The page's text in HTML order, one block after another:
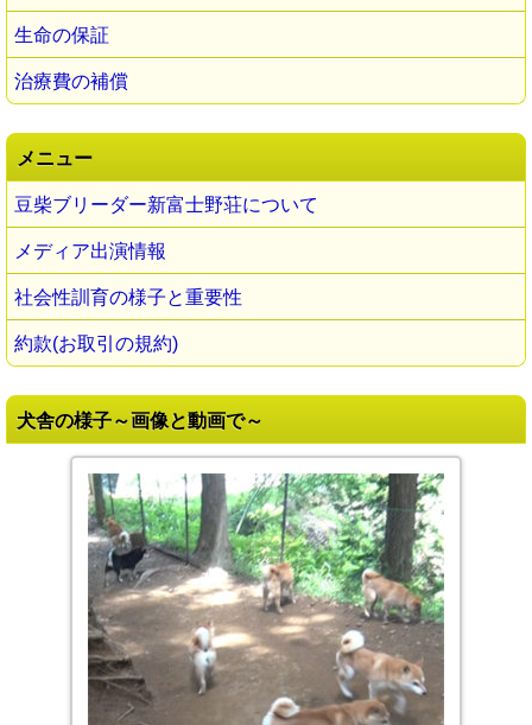
生命の保証
治療費の補償
メニュー
豆柴ブリーダー新富士野荘について
メディア出演情報
社会性訓育の様子と重要性
約款(お取引の規約)
犬舎の様子～画像と動画で～